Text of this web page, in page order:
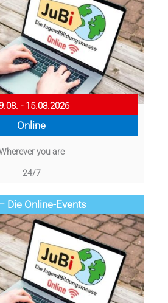
- 15.08.2026
Online
you are
24/7
Die Online-Events